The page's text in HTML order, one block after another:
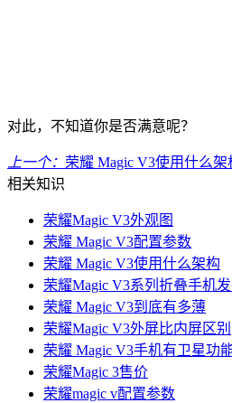
对此，不知道你是否满意呢？
上一个： 荣耀 Magic V3使用什么架
相关知识
荣耀Magic V3外观图
荣耀 Magic V3配置参数
荣耀 Magic V3使用什么架构
荣耀Magic V3系列折叠手机
荣耀 Magic V3到底有多薄
荣耀Magic V3外屏比内屏区别
荣耀 Magic V3手机有卫星功
荣耀Magic 3售价
荣耀magic v配置参数